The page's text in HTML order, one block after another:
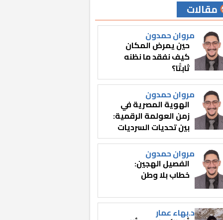
مقالات
مروان حمدون
حين يمرض المكان
كيف نفقد ما نظنه
ثابتًا؟
مروان حمدون
الهوية المصرية في
زمن العولمة الرقمية:
بين تحديات السرديات
وصناعة الوعي
مروان حمدون
الفصيل الهجين:
خطاب بلا وطن
د.بهاء عمار